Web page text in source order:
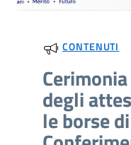
CONTENUTI
degli
le borse